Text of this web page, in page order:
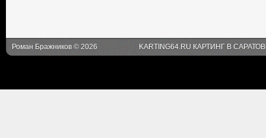
Роман Бражников © 2026 KARTING64.RU КАРТИНГ В